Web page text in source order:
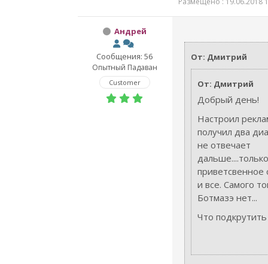
Андрей
Сообщения: 56
Опытный Падаван
Customer
От: Дмитрий
От: Дмитрий
Добрый день!
Настроил
получил два
не отвечает
дальше....только
и все. Самого
Ботмазэ нет...
Что